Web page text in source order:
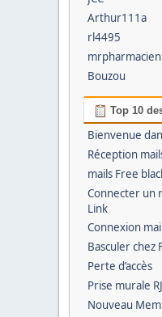
Arthur111a
rl4495
mrpharmacien
Bouzou
Top 10
Bienvenue
Réception
mails Free
Connecter un
Link
Connexion
Basculer chez
Perte d’accès
Prise murale
Nouveau